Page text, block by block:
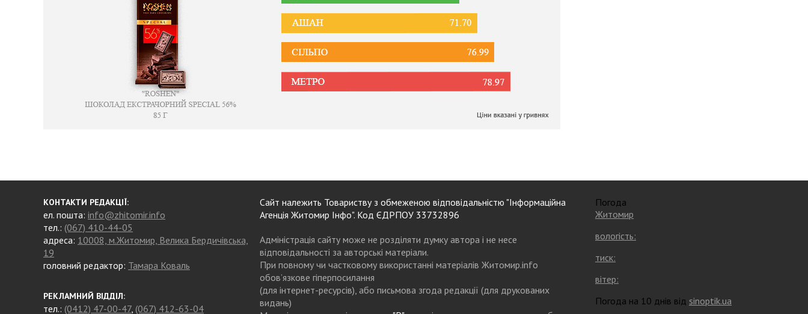
КОНТАКТИ РЕДАКЦІЇ:
ел. пошта: info@zhitomir.info
тел.: (067) 410-44-05
адреса: 10008, м.Житомир, Велика Бердичівська,
19
головний редактор: Тамара Коваль
РЕКЛАМНИЙ ВІДДІЛ:
тел.: (0412) 47-00-47, (067) 412-63-04
Сайт належить Товариству з обмеженою відповідальністю "Інформаційна
Агенція Житомир Інфо". Код ЄДРПОУ 33732896
Адміністрація сайту може не розділяти думку автора і не несе
відповідальності за авторські матеріали.
При повному чи частковому використанні матеріалів Житомир.info
обов’язкове гіперпосилання
(для інтернет-ресурсів), або письмова згода редакції (для друкованих
видань)
Погода
Житомир
вологість:
тиск:
вітер:
Погода на 10 днів від sinoptik.ua